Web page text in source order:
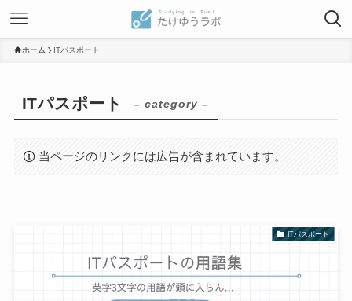
ホーム ITパスポート
ITパスポート – category –
当ページのリンクには広告が含まれています。
ITパスポート